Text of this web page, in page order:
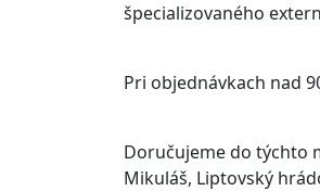
špecializovaného
Pri objednávkach nad
Doručujeme do týchto
Mikuláš, Liptovský